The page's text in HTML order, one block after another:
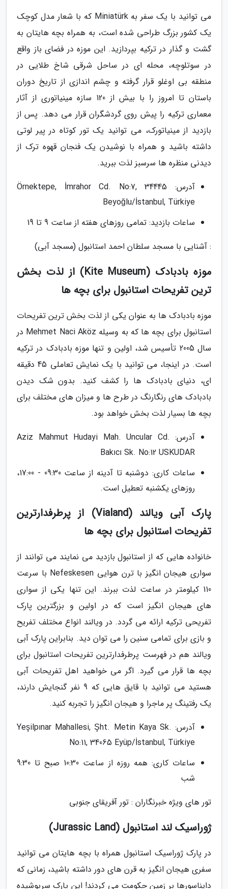
می توانید با یک سفر به Miniatürk که با شعار مدل کوچک
یک کشور بزرگ طراحی شده است، به همراه بچه هایتان به
گشت و گذار در ترکیه بپردازید. این موزه در فضای باز واقع
در سوتلوچه، محله ای در ساحل شرقی شاخ طلایی در
منطقه بی اوغلو قرار گرفته و چشم اندازی از تاریخ دوران
باستان تا امروز را با بیش از 120 سازه مینیاتوری از آثار
معماری ترکیه را پیش روی گردشگران قرار می دهد. پس از
بازدید از مینیاتورک، می توانید یک تور کوتاه در پیر لوتی
داشته باشید و همراه با نوشیدن یک فنجان قهوه ترک از
دیدنی منظره ها سرسبز لذت ببرید.
آدرس: Örnektepe, İmrahor Cd. No:7, 34445
Beyoğlu/İstanbul, Türkiye
ساعات بازدید: تمامی روزهای هفته از ساعت 9 تا 19
: آشنایی با مسجد سلطان احمد استانبول (مسجد آبی)
موزه بادبادک (Kite Museum) از لذت بخش
ترین تفریحات استانبول برای بچه ها
موزه بادبادک ها به عنوان یکی از لذت بخش ترین تفریحات
استانبول برای بچه ها که به وسیله Mehmet Naci Aköz در
سال 2005 تأسیس شد، اولین و تنها موزه بادبادک در ترکیه
است. در اینجا، می توانید با یک نمایش تعاملی 45 دقیقه
ای، دنیای بادبادک ها را کشف کنید. بدون شک دیدن
بادبادک های رنگارنگ در طرح ها و میزان های مختلف برای
بچه ها بسیار لذت بخش خواهد بود.
آدرس: Aziz Mahmut Hudayi Mah. Uncular Cd.
Bakıcı Sk. No:12 USKUDAR
ساعات کاری: دوشنبه تا آدینه از ساعت 09:30 - 17:00،
روزهای یکشنبه تعطیل است.
پارک آبی ویالند (Vialand) از پرطرفدارترین
تفریحات استانبول برای بچه ها
خانواده هایی که از استانبول بازدید می نمایند می توانند از
سواری هیجان انگیز با ترن هوایی Nefeskesen با سرعت
110 کیلومتر در ساعت لذت ببرند. این تنها یکی از سواری
های هیجان انگیز است که در اولین و بزرگترین پارک
تفریحی ترکیه ارائه می گردد. در ویالند انواع مختلف تفریح
و بازی برای تمامی سنین را می توان دید. بنابراین پارک آبی
ویالند هم در فهرست پرطرفدارترین تفریحات استانبول برای
بچه ها قرار می گیرد. اگر می خواهید اهل تفریحات آبی
هستید می توانید با قایق هایی که 9 نفر گنجایش دارند،
یک رفتینگ پر ماجرا و هیجان انگیز را تجربه کنید.
آدرس: Yeşilpınar Mahallesi, Şht. Metin Kaya Sk.
No:11, 34065 Eyüp/İstanbul, Türkiye
ساعات کاری: همه روزه از ساعت 10:30 صبح تا 9:30
شب
تور های ویژه خبرنگاران : تور آفریقای جنوبی
ژوراسیک لند استانبول (Jurassic Land)
در پارک ژوراسیک استانبول همراه با بچه هایتان می توانید
سفری هیجان انگیز به قرن های دور داشته باشید، زمانی که
دایناسورها بر زمین حکومت می کردند! این پارک سرپوشیده